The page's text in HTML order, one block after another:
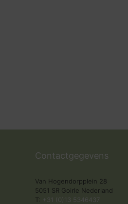
Contactgegevens
Van Hogendorpplein 28
5051 SR Goirle Nederland
T: +31 (0)13 5346437